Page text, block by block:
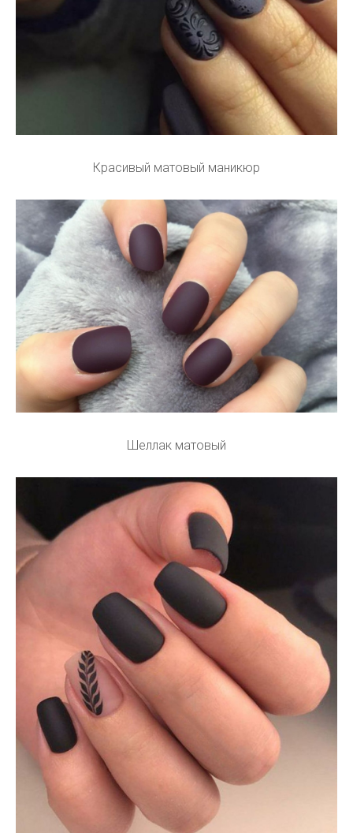
Красивый матовый маникюр
Шеллак матовый